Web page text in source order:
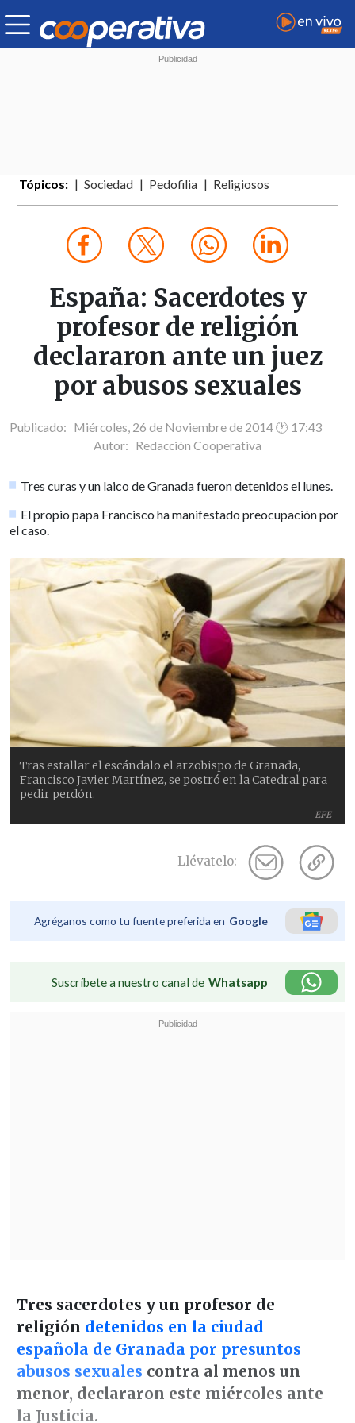
Tópicos: Sociedad Pedofilia Religiosos
España: Sacerdotes y
profesor de religión
declararon ante un juez
por abusos sexuales
Publicado: Miércoles, 26 de Noviembre de 2014 🕐 17:43
Autor: Redacción Cooperativa
Tres curas y un laico de Granada fueron detenidos el lunes.
El propio papa Francisco ha manifestado preocupación por
el caso.
EFE
Tras estallar el escándalo el arzobispo de Granada,
Francisco Javier Martínez, se postró en la Catedral para
pedir perdón.
Llévatelo:
Agréganos como tu fuente preferida en Google
Suscríbete a nuestro canal de Whatsapp
Tres sacerdotes y un profesor de
religión detenidos en la ciudad
española de Granada por presuntos
abusos sexuales contra al menos un
menor, declararon este miércoles ante
la Justicia.